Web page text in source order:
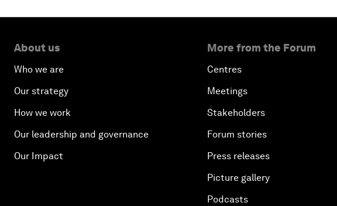
About us
Who we are
Our strategy
How we work
Our leadership and governance
Our Impact
More from the Forum
Centres
Meetings
Stakeholders
Forum stories
Press releases
Picture gallery
Podcasts